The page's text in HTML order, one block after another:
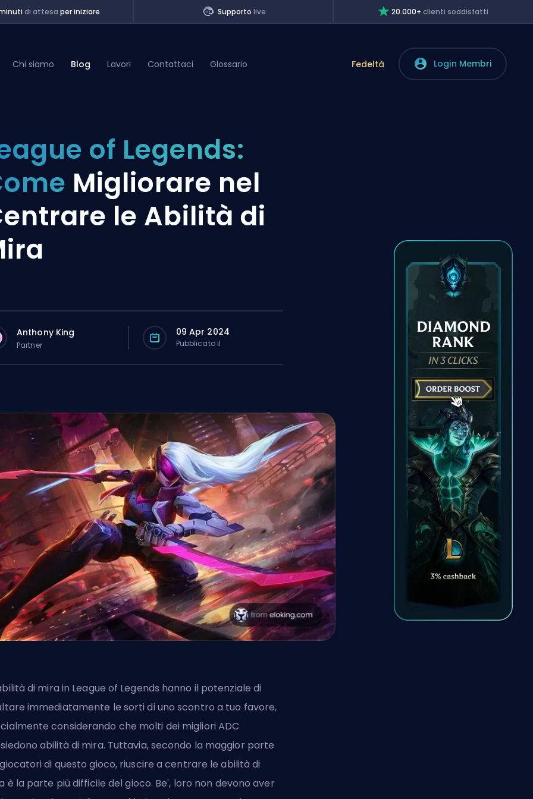
di attesa per iniziare Supporto live 20.000+clienti soddisfatti
Chi siamo Blog Lavori Contattaci Glossario Fedeltà Login Membri
of Legends:
Migliorare nel
le Abilità di
Anthony King
Partner
09 Apr 2024
Pubblicato il
di mira in League of Legends hanno il potenziale di
immediatamente le sorti di uno scontro a tuo favore,
considerando che molti dei migliori ADC
abilità di mira. Tuttavia, secondo la maggior parte
di questo gioco, riuscire a centrare le abilità di
è la parte più difficile del gioco. Be', loro non devono aver